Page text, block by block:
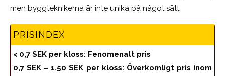
men byggteknikerna är inte unika på något sätt.
PRISINDEX
< 0,7 SEK per kloss: Fenomenalt pris
0,7 SEK – 1.50 SEK per kloss: Överkomligt pris inom